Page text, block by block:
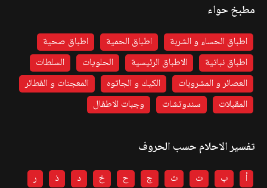
مطبخ حواء
اطباق الحساء و الشربة اطباق الحمية
اطباق صحية
اطباق نباتية
الاطباق الرئيسية الحلويات
السلطات
العصائر و المشروبات
الكيك و الجاتوه
المعجنات و الفطائر
المقبلات
سندوتشات وجبات الاطفال
تفسير الاحلام حسب الحروف
أ ب ت ث ج ح خ د ذ
ر